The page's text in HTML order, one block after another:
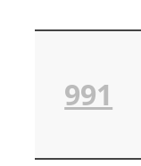
991